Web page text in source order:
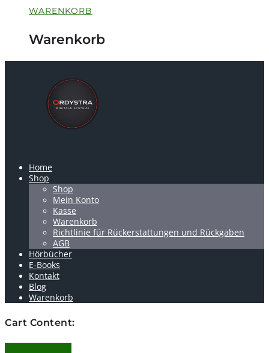
WARENKORB
Warenkorb
Home
Shop
Shop
Mein Konto
Kasse
Warenkorb
Richtlinie für Rückerstattungen und Rückgaben
AGB
Hörbücher
E-Books
Kontakt
Blog
Warenkorb
Cart Content: